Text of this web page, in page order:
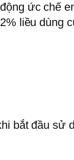
ức chế
liều dùng
bắt đầu